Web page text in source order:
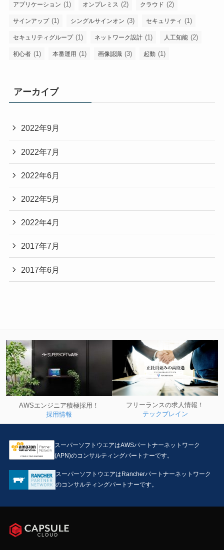
アプリケーション (1) オンプレミス (2) クラウド (2)
サインアップ(1) シングルサインオン (3) セキュリティ (1)
セキュリティグループ(1) ネットワーク設計 (1) 人工知能 (2)
初心者 (1) 本番運用 (1) 画像認識 (3) 起動 (1)
アーカイブ
2022年9月
2022年7月
2022年6月
2022年5月
2022年4月
2017年7月
2017年6月
AWSエンジニア積極採用！
採用情報
フリーランスの求人情報！
テックブレイン
スーパーソフトウエアはAWSパートナーネットワーク
(APN)のコンサルティングパートナーです。
スーパーソフトウエアはRancherパートナーネットワーク
のコンサルティングパートナーです。